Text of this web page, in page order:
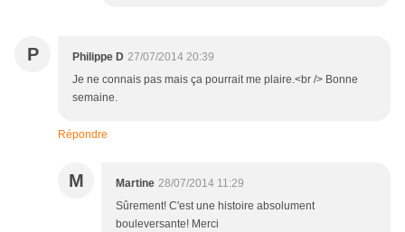
P Philippe D 27/07/2014 20:39
Je ne connais pas mais ça pourrait me plaire.<br /> Bonne
semaine.
Répondre
M Martine 28/07/2014 11:29
Sûrement! C'est une histoire absolument
bouleversante! Merci